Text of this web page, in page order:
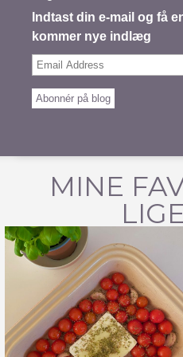
Indtast din e-mail og få
kommer nye indlæg
Email
Abonnér på blog
MINE